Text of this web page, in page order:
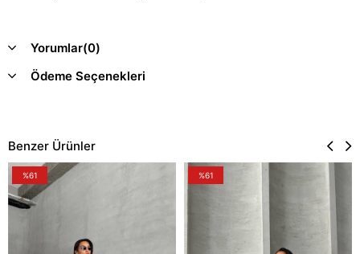
Yorumlar(0)
Ödeme Seçenekleri
Benzer Ürünler
%61 %61